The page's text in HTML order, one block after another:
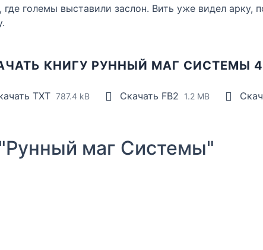
где големы выставили заслон. Вить уже видел
КНИГУ РУННЫЙ МАГ СИСТЕМЫ
TXT 787.4 kB Скачать FB2 1.2 MB
маг Системы"